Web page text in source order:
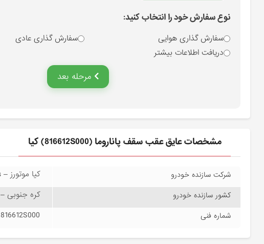
نوع سفارش خود را انتخاب کنید:
سفارش گذاری هوایی
سفارش گذاری عادی
دریافت اطلاعات بیشتر
مرحله بعد
مشخصات عايق عقب سقف پاناروما (816612S000) کیا
شرکت سازنده خودرو کیا موتورز – Kia Motors
کشور سازنده خودرو کره جنوبی – South Korea
شماره فنی 816612S000